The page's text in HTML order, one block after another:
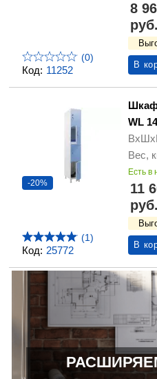
Код: 11252
(0)
8
руб.
В
Код: 25772
-20%
(1)
Шкаф
WL
Вес,
Есть в
11
руб.
В